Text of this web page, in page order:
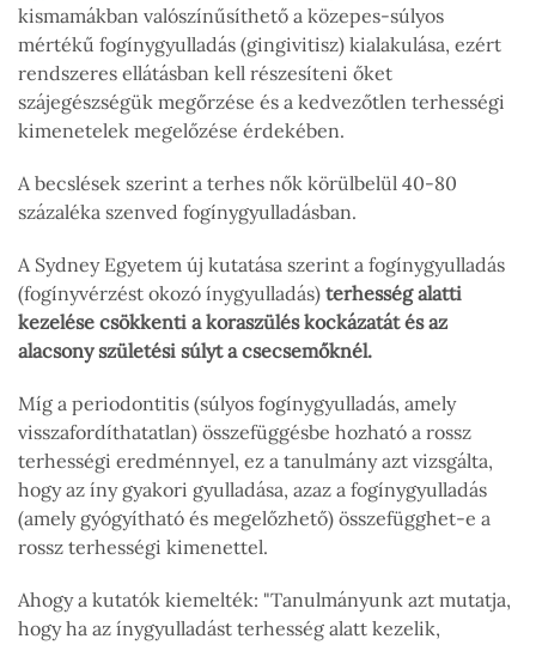
kismamákban valószínűsíthető a közepes-súlyos
mértékű fogínygyulladás (gingivitisz) kialakulása, ezért
rendszeres ellátásban kell részesíteni őket
szájegészségük megőrzése és a kedvezőtlen terhességi
kimenetelek megelőzése érdekében.
A becslések szerint a terhes nők körülbelül 40-80
százaléka szenved fogínygyulladásban.
A Sydney Egyetem új kutatása szerint a fogínygyulladás
(fogínyvérzést okozó ínygyulladás) terhesség alatti
kezelése csökkenti a koraszülés kockázatát és az
alacsony születési súlyt a csecsemőknél.
Míg a periodontitis (súlyos fogínygyulladás, amely
visszafordíthatatlan) összefüggésbe hozható a rossz
terhességi eredménnyel, ez a tanulmány azt vizsgálta,
hogy az íny gyakori gyulladása, azaz a fogínygyulladás
(amely gyógyítható és megelőzhető) összefügghet-e a
rossz terhességi kimenettel.
Ahogy a kutatók kiemelték: "Tanulmányunk azt mutatja,
hogy ha az ínygyulladást terhesség alatt kezelik,